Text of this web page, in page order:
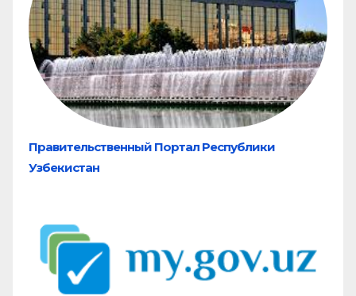
Правительственный Портал Республики
Узбекистан